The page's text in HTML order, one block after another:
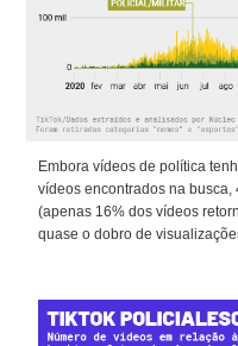
Embora vídeos de política
vídeos encontrados na
(apenas 16% dos vídeos
quase o dobro de